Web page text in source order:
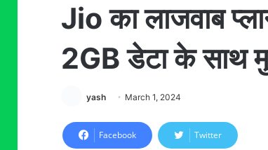
Jio का लाजवाब
2GB डेटा के साथ
yash March 1, 2024
Facebook Twitter